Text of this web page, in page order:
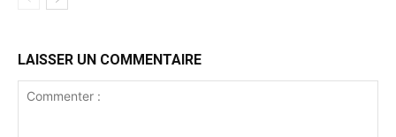
LAISSER UN COMMENTAIRE